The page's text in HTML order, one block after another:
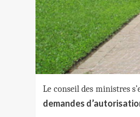
Le conseil des ministres
demandes